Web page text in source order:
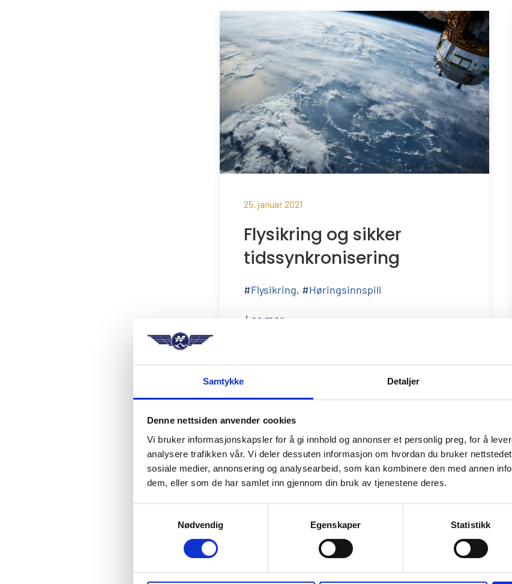
Samtykke Detaljer
Denne nettsiden anvender cookies
Vi bruker informasjonskapsler for å gi innhold og annonser et personlig preg, for å
analysere trafikken vår. Vi deler dessuten informasjon om hvordan du bruker
sosiale medier, annonsering og analysearbeid, som kan kombinere den med annen
dem, eller som de har samlet inn gjennom din bruk av tjenestene deres.
Nødvendig
Egenskaper Statistikk
25. januar 2021
Flysikring og sikker
tidssynkronisering
#Flysikring, #Høringsinnspill
Les mer>>
Vi etterlyser prioriterte,
treffsikre tiltak for
luftfarten
#Høringsinnspill, #Politikk